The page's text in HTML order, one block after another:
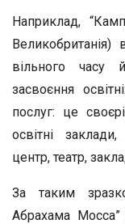
Наприклад,
вільного часу
засвоєння
послуг: це
освітні
центр, театр,
За таким
Абрахама Мосса”